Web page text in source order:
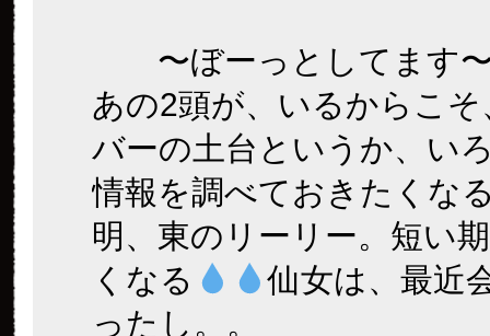
〜ぼーっとしてます
あの2頭が、いるからこ
バーの土台というか、い
情報を調べておきたくな
明、東のリーリー。短い
くなる
仙女は、最近
ったし。。